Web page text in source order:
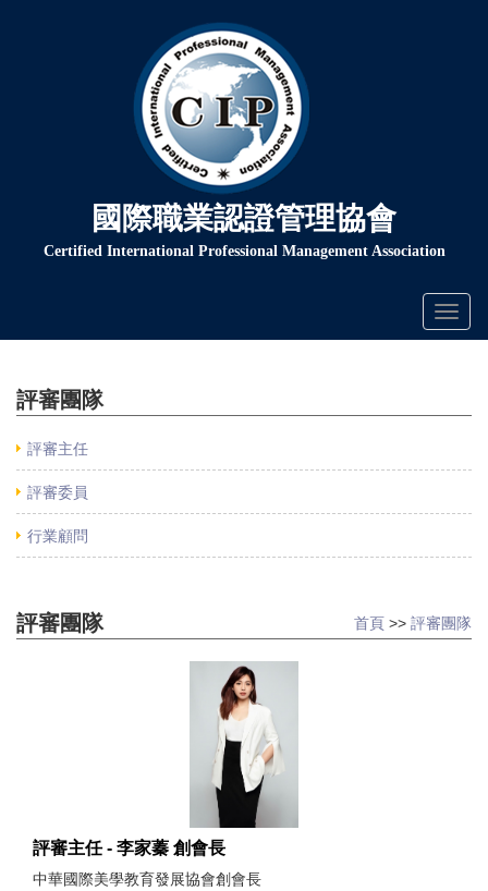
國際職業認證管理協會
Certified International Professional Management Association
評審團隊
評審主任
評審委員
行業顧問
評審團隊 首頁 >> 評審團隊
評審主任 - 李家蓁 創會長
中華國際美學教育發展協會創會長